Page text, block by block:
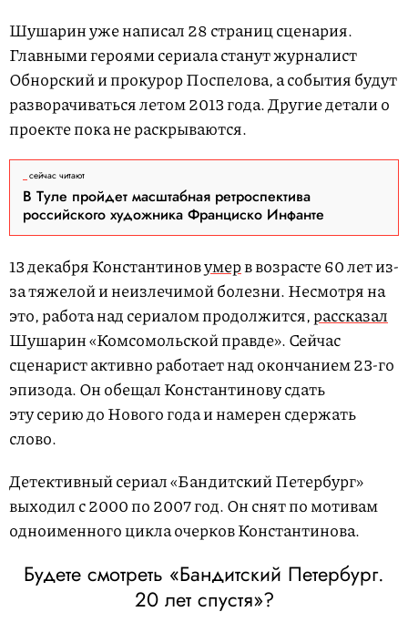
Шушарин уже написал 28 страниц сценария.
Главными героями сериала станут журналист
Обнорский и прокурор Поспелова, а события будут
разворачиваться летом 2013 года. Другие детали о
проекте пока не раскрываются.
сейчас читают
В Туле пройдет масштабная ретроспектива
российского художника Франциско Инфанте
13 декабря Константиновумерв возрасте 60 лет из-
за тяжелой и неизлечимой болезни. Несмотря на
это, работа над сериалом продолжится,рассказал
Шушарин «Комсомольской правде». Сейчас
сценарист активно работает над окончанием 23-го
эпизода. Он обещал Константинову сдать
эту серию до Нового года и намерен сдержать
слово.
Детективный сериал «Бандитский Петербург»
выходил с 2000 по 2007 год. Он снят по мотивам
одноименного цикла очерков Константинова.
Будете смотреть «Бандитский Петербург.
20 лет спустя»?